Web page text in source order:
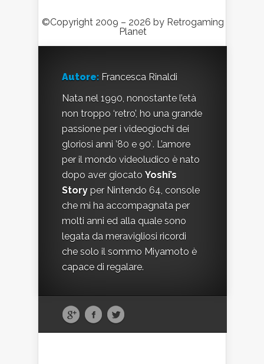
©Copyright 2009 – 2026 by Retrogaming
Planet
Autore: Francesca Rinaldi
Nata nel 1990, nonostante l’età
non troppo ‘retro’, ho una grande
passione per i videogiochi dei
gloriosi anni ’80 e 90′. L’amore
per il mondo videoludico è nato
dopo aver giocato Yoshi’s
Story per Nintendo 64, console
che mi ha accompagnata per
molti anni ed alla quale sono
legata da meravigliosi ricordi
che solo il sommo Miyamoto è
capace di regalare.